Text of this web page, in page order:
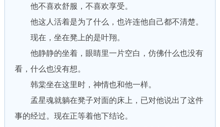
他不喜欢舒服，不喜欢享受。
他这人活着是为了什么，也许连他自己都不清楚。
现在，坐在凳上的是叶翔。
他静静的坐着，眼睛里一片空白，仿佛什么也没有
看，什么也没有想。
韩棠坐在这里时，神情也和他一样。
孟星魂就躺在凳子对面的床上，已对他说出了这件
事的经过。现在正等着他下结论。